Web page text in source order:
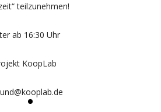
teilzunehmen!
ab 16:30 Uhr
KoopLab